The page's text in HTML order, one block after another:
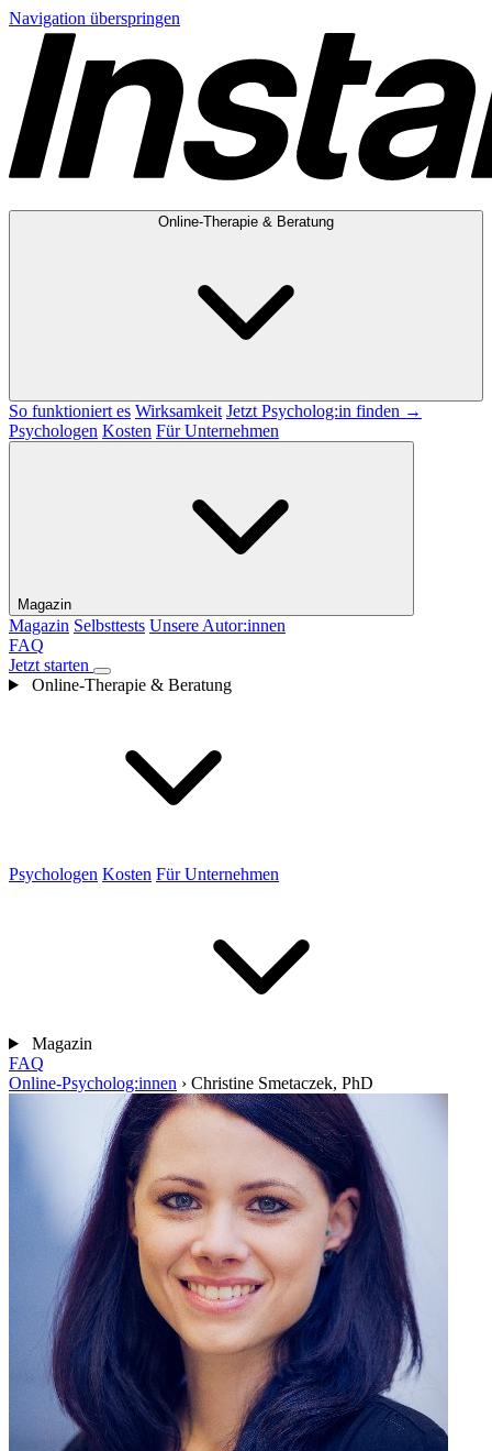
Navigation überspringen
Online-Therapie & Beratung
So funktioniert es Wirksamkeit Jetzt Psycholog:in finden →
Psychologen Kosten Für Unternehmen
Magazin
Magazin Selbsttests Unsere Autor:innen
FAQ
Jetzt starten
Online-Therapie & Beratung
Psychologen Kosten Für Unternehmen
Magazin
FAQ
Online-Psycholog:innen › Christine Smetaczek, PhD